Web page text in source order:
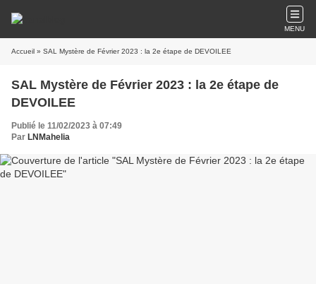
MENU
Accueil » SAL Mystère de Février 2023 : la 2e étape de DEVOILEE
SAL Mystère de Février 2023 : la 2e étape de
DEVOILEE
Publié le 11/02/2023 à 07:49
Par LNMahelia